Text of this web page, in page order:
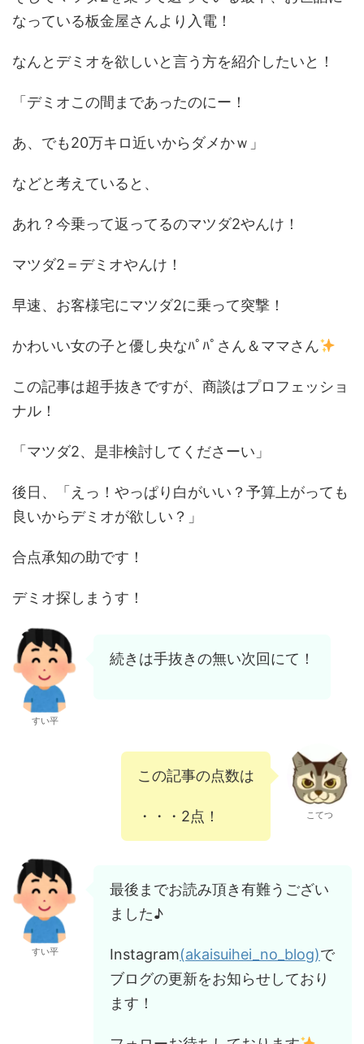
なっている板金屋さんより入電！
なんとデミオを欲しいと言う方を紹介したいと！
「デミオこの間まであったのにー！
あ、でも20万キロ近いからダメかｗ」
などと考えていると、
あれ？今乗って返ってるのマツダ2やんけ！
マツダ2＝デミオやんけ！
早速、お客様宅にマツダ2に乗って突撃！
かわいい女の子と優し央なﾊﾟﾊﾟさん＆ママさん
この記事は超手抜きですが、商談はプロフェッショ
ナル！
「マツダ2、是非検討してくださーい」
後日、「えっ！やっぱり白がいい？予算上がっても
良いからデミオが欲しい？」
合点承知の助です！
デミオ探しまうす！
すい平
続きは手抜きの無い次回にて！
この記事の点数は
・・・2点！ こてつ
すい平
最後までお読み頂き有難うござい
ました♪
Instagram(akaisuihei_no_blog)で
ブログの更新をお知らせしており
ます！